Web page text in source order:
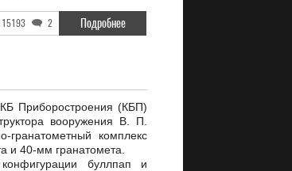
15193 2 Подробнее
Приборостроения (КБП)
вооружения В. П.
гранатометный комплекс
и 40-мм гранатомета.
буллпап и